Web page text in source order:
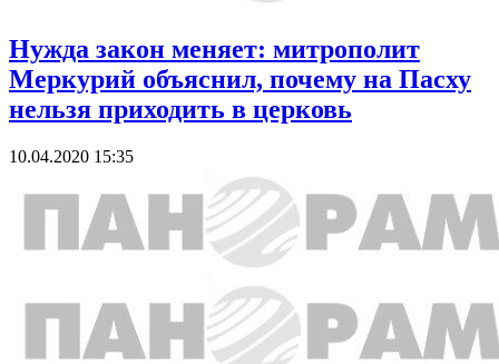
Нужда закон меняет: митрополит
Меркурий объяснил, почему на Пасху
нельзя приходить в церковь
10.04.2020 15:35